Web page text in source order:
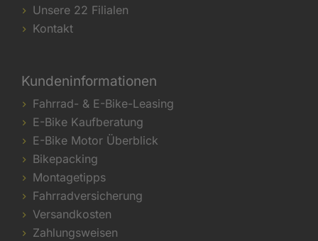
Unsere 22 Filialen
Kontakt
Kundeninformationen
Fahrrad- & E-Bike-Leasing
E-Bike Kaufberatung
E-Bike Motor Überblick
Bikepacking
Montagetipps
Fahrradversicherung
Versandkosten
Zahlungsweisen